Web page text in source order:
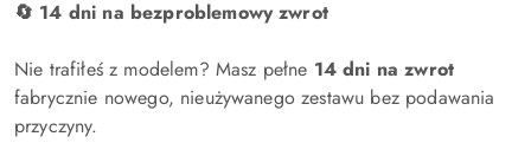
🔄 14 dni na bezproblemowy zwrot
Nie trafiłeś z modelem? Masz pełne 14 dni na zwrot
fabrycznie nowego, nieużywanego zestawu bez podawania
przyczyny.